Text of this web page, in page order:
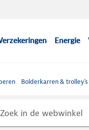
Energie
Bolderkarren & trolley's